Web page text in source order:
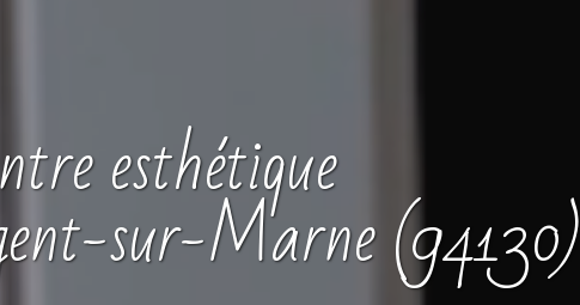
esthétique
sur-Marne (94130)